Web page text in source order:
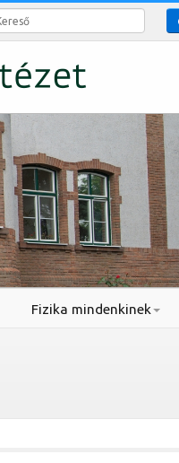
Fizika mindenkinek